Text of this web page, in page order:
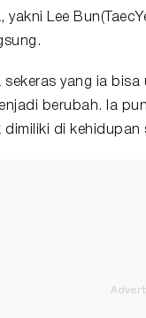
yakni Lee
sekeras yang ia
berubah. Ia
di kehidupan